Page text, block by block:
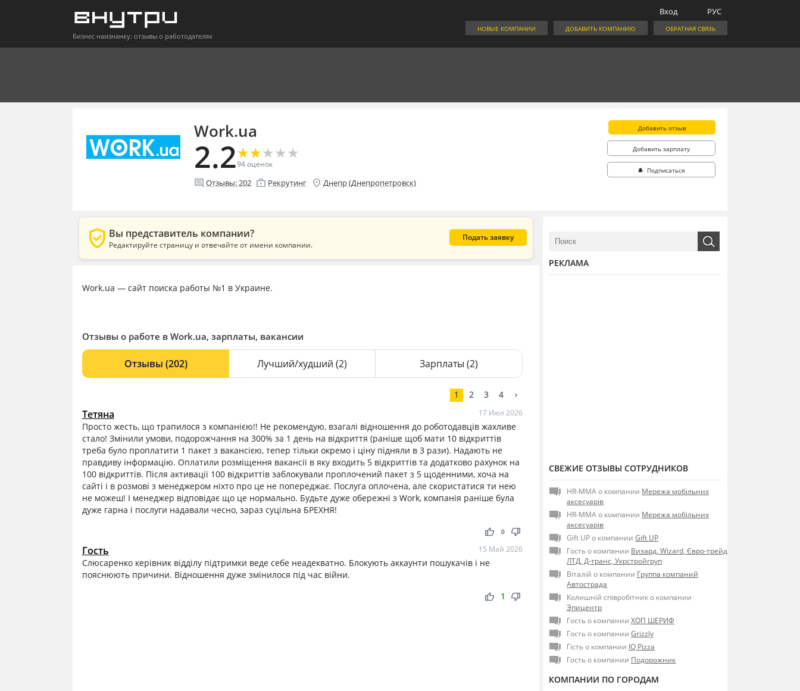
Бизнес наизнанку: отзывы о работодателях
РУС
Вход
ОБРАТНАЯ СВЯЗЬ
ДОБАВИТЬ КОМПАНИЮ
НОВЫЕ КОМПАНИИ
Work.ua
2.2★
★★
★★
★★
★★
★
94оценок
comment Отзывы:202 enterprise Рекрутинг location_on Днепр (Днепропетровск)
Добавить отзыв
Добавить зарплату
🔔 Подписаться
verified_user Вы представитель компании?
Редактируйте страницу и отвечайте от имени компании.
Подать заявку
Work.ua — сайт поиска работы №1 в Украине.
Отзывы о работе в Work.ua, зарплаты, вакансии
Отзывы (202) Лучший/худший (2) Зарплаты (2)
1 2 3 4 ›
Тетяна 17 Июл 2026
Просто жесть, що трапилося з компанією!! Не рекомендую, взагалі відношення до роботодавців жахливе
стало! Змінили умови, подорожчання на 300% за 1 день на відкриття (раніше щоб мати 10 відкриттів
треба було проплатити 1 пакет з вакансією, тепер тільки окремо і ціну підняли в 3 рази). Надають не
правдиву інформацію. Оплатили розміщення вакансії в яку входить 5 відкриттів та додатково рахунок на
100 відкриттів. Після активації 100 відкриттів заблокували проплочений пакет з 5 щоденними, хоча на
сайті і в розмові з менеджером ніхто про це не попереджає. Послуга оплочена, але скористатися ти нею
не можеш! І менеджер відповідає що це нормально. Будьте дуже обережні з Work, компанія раніше була
дуже гарна і послуги надавали чесно, зараз суцільна БРЕХНЯ!
thumb_up thumb_down
0
Гость 15 Май 2026
Слюсаренко керівник відділу підтримки веде себе неадекватно. Блокують аккаунти пошукачів і не
пояснюють причини. Відношення дуже змінилося під час війни.
thumb_up thumb_down
1
РЕКЛАМА
СВЕЖИЕ ОТЗЫВЫ СОТРУДНИКОВ
HR-MMA о компании Мережа мобільних
аксесуарів
HR-MMA о компании Мережа мобільних
аксесуарів
Gift UP о компании Gift UP
Гость о компании Визард, Wizard, Євро-трейд
ЛТД, Д-транс, Укрстройгруп
Віталій о компании Группа компаний
Автострада
Колишній співробітник о компании
Эпицентр
Гость о компании ХОП ШЕРИФ
Гость о компании Grizzly
Гість о компании IQ Pizza
Гость о компании Подорожник
КОМПАНИИ ПО ГОРОДАМ